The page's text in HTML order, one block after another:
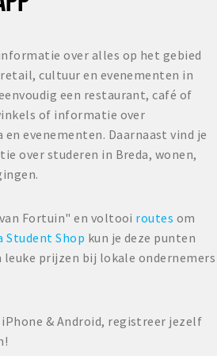
over alles op het gebied
cultuur en evenementen in
een restaurant, café of
of informatie over
evenementen. Daarnaast vind je
over studeren in Breda, wonen,
Fortuin" en voltooi routes om
Student Shop kun je deze punten
prijzen bij lokale ondernemers
& Android, registreer jezelf